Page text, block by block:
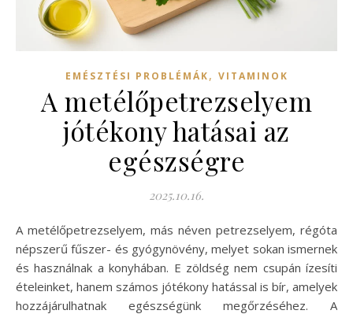
EMÉSZTÉSI PROBLÉMÁK, VITAMINOK
A metélőpetrezselyem
jótékony hatásai az
egészségre
2025.10.16.
A metélőpetrezselyem, más néven petrezselyem, régóta
népszerű fűszer- és gyógynövény, melyet sokan ismernek
és használnak a konyhában. E zöldség nem csupán ízesíti
ételeinket, hanem számos jótékony hatással is bír, amelyek
hozzájárulhatnak egészségünk megőrzéséhez. A